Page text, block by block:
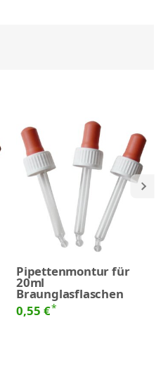
Pipettenmontur für
20ml
Braunglasflaschen
0,55 €*